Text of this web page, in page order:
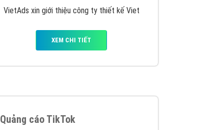
VietAds xin giới thiệu công ty thiết kế Viet
XEM CHI TIẾT
Quảng cáo TikTok